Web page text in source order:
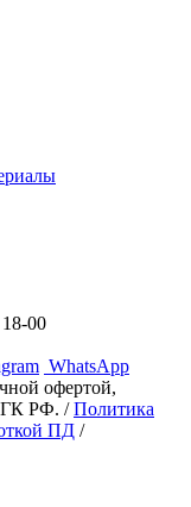
00
WhatsApp
офертой,
ГК РФ. /Политика
ПД /